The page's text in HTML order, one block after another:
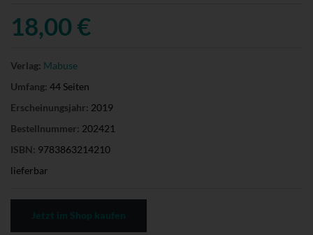
18,00 €
Verlag: Mabuse
Umfang: 44 Seiten
Erscheinungsjahr: 2019
Bestellnummer: 202421
ISBN: 9783863214210
lieferbar